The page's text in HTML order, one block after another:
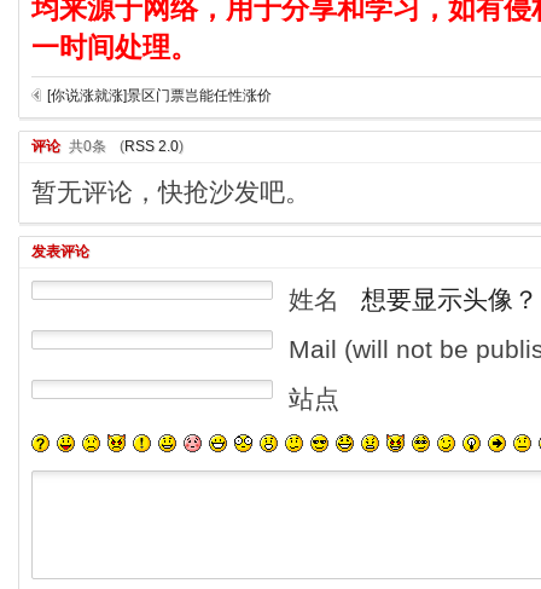
均来源于网络，用于分享和学习，如有
一时间处理。
[你说涨就涨]景区门票岂能任性涨价
评论 共0条 (RSS 2.0)
暂无评论，快抢沙发吧。
发表评论
姓名
想要显示头像？
Mail (will not be
站点